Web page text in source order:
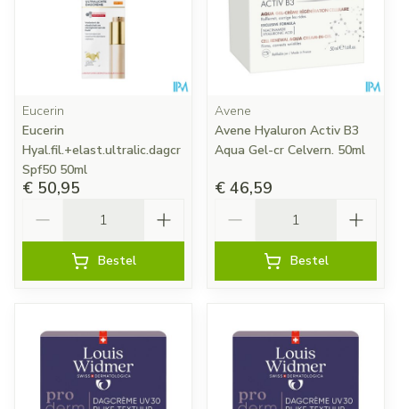
Eucerin
Eucerin
Hyal.fil.+elast.ultralic.dagcr
Spf50 50ml
€ 50,95
Bestel
Avene
Avene Hyaluron Activ B3
Aqua Gel-cr Celvern. 50ml
€ 46,59
Bestel